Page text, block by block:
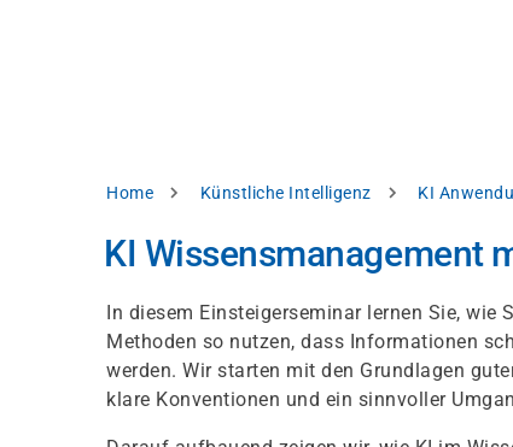
Pfadnavigation
Home Künstliche Intelligenz KI
KI Wissensmanagement
In diesem Einsteigerseminar lernen Sie,
Methoden so nutzen, dass Informationen
werden. Wir starten mit den Grundlagen
klare Konventionen und ein sinnvoller